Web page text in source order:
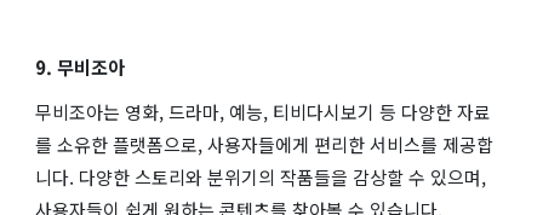
9. 무비조아
무비조아는 영화, 드라마, 예능, 티비다시보기 등 다양한 자료
를 소유한 플랫폼으로, 사용자들에게 편리한 서비스를 제공합
니다. 다양한 스토리와 분위기의 작품들을 감상할 수 있으며,
사용자들이 쉽게 원하는 콘텐츠를 찾아볼 수 있습니다.